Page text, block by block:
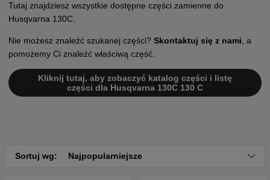
Tutaj znajdziesz wszystkie dostępne części zamienne do
Husqvarna 130C.
Nie możesz znaleźć szukanej części? Skontaktuj się z nami , a
pomożemy Ci znaleźć właściwą część.
Kliknij tutaj, aby zobaczyć katalog części i listę
części dla Husqvarna 130C 130 C
Sortuj wg: Najpopularniejsze